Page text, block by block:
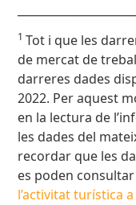
1Tot i que les
de mercat de
darreres dades
2022. Per aquest
en la lectura de
les dades del
recordar que les
es poden
l’activitat turística